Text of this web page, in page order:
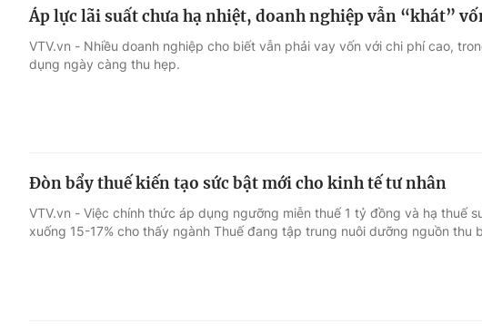
Áp lực lãi suất chưa hạ nhiệt, doanh nghiệp vẫn “khát”
VTV.vn - Nhiều doanh nghiệp cho biết vẫn phải vay vốn với chi phí cao,
dụng ngày càng thu hẹp.
Đòn bẩy thuế kiến tạo sức bật mới cho kinh tế tư nhân
VTV.vn - Việc chính thức áp dụng ngưỡng miễn thuế 1 tỷ đồng và hạ thuế
xuống 15-17% cho thấy ngành Thuế đang tập trung nuôi dưỡng nguồn thu